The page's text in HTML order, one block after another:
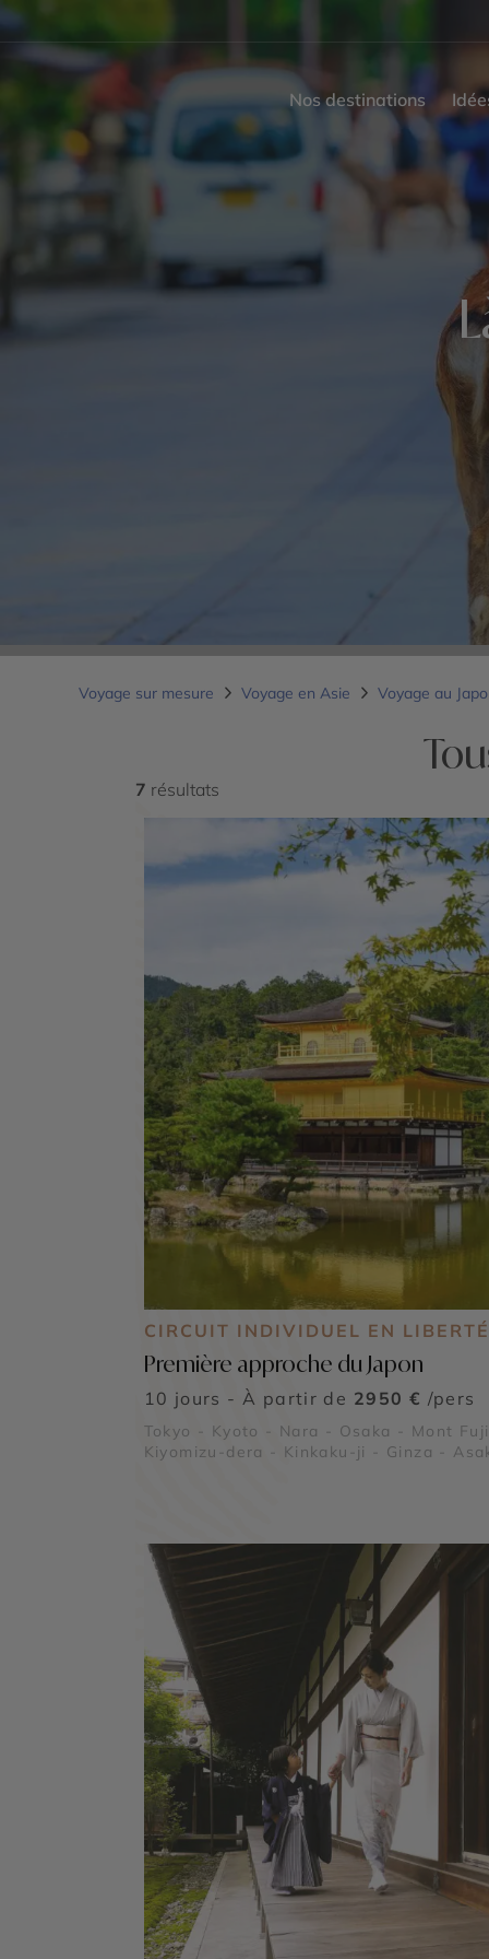
Nos destinations
Voyage sur mesure Voyage en Asie Voyage au
7 résultats
CIRCUIT INDIVIDUEL EN LIBERTÉ
Première approche du Japon
10 jours - À partir de 2950 € /pers
Tokyo - Kyoto - Nara - Osaka - Mont
Kiyomizu-dera - Kinkaku-ji - Ginza -